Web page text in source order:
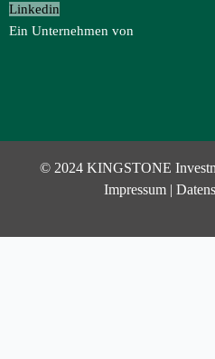
Linkedin
Ein Unternehmen von
© 2024 KINGSTONE
Impressum |